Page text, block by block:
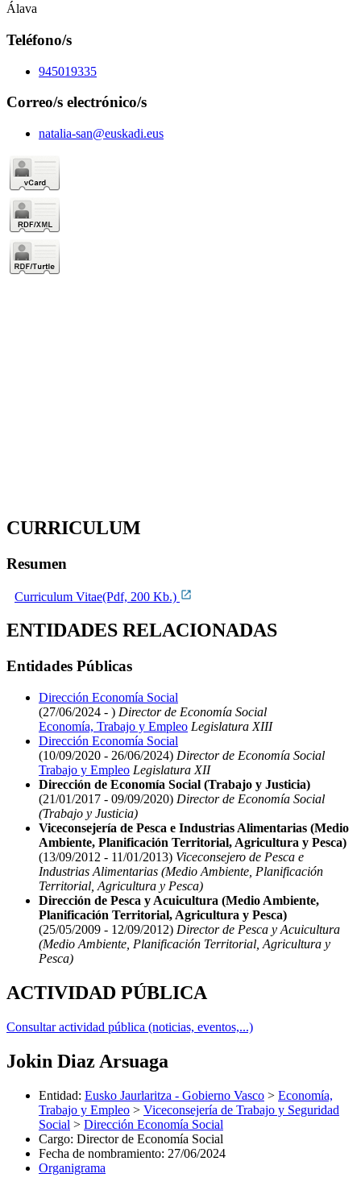
Álava
Teléfono/s
945019335
Correo/s electrónico/s
natalia-san@euskadi.eus
CURRICULUM
Resumen
Curriculum Vitae(Pdf, 200 Kb.)
ENTIDADES RELACIONADAS
Entidades Públicas
Dirección Economía Social
(27/06/2024 - ) Director de Economía Social
Economía, Trabajo y Empleo Legislatura XIII
Dirección Economía Social
(10/09/2020 - 26/06/2024) Director de Economía Social
Trabajo y Empleo Legislatura XII
Dirección de Economía Social (Trabajo y Justicia)
(21/01/2017 - 09/09/2020) Director de Economía Social
(Trabajo y Justicia)
Viceconsejería de Pesca e Industrias Alimentarias (Medio
Ambiente, Planificación Territorial, Agricultura y Pesca)
(13/09/2012 - 11/01/2013) Viceconsejero de Pesca e
Industrias Alimentarias (Medio Ambiente, Planificación
Territorial, Agricultura y Pesca)
Dirección de Pesca y Acuicultura (Medio Ambiente,
Planificación Territorial, Agricultura y Pesca)
(25/05/2009 - 12/09/2012) Director de Pesca y Acuicultura
(Medio Ambiente, Planificación Territorial, Agricultura y
Pesca)
ACTIVIDAD PÚBLICA
Consultar actividad pública (noticias, eventos,...)
Jokin Diaz Arsuaga
Entidad: Eusko Jaurlaritza - Gobierno Vasco > Economía,
Trabajo y Empleo > Viceconsejería de Trabajo y Seguridad
Social > Dirección Economía Social
Cargo: Director de Economía Social
Fecha de nombramiento: 27/06/2024
Organigrama